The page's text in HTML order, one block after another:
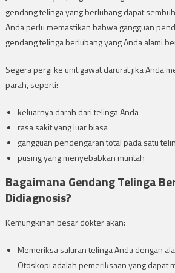
gendang telinga yang berlubang dapat
Anda perlu memastikan bahwa gangguan
gendang telinga berlubang yang Anda alami
Segera pergi ke unit gawat darurat jika Anda
parah, seperti:
keluarnya darah dari telinga Anda
rasa sakit yang luar biasa
gangguan pendengaran total pada satu
pusing yang menyebabkan muntah
Bagaimana Gendang Telinga
Didiagnosis?
Kemungkinan besar dokter akan:
Memeriksa saluran telinga Anda dengan
Otoskopi adalah pemeriksaan yang dapat